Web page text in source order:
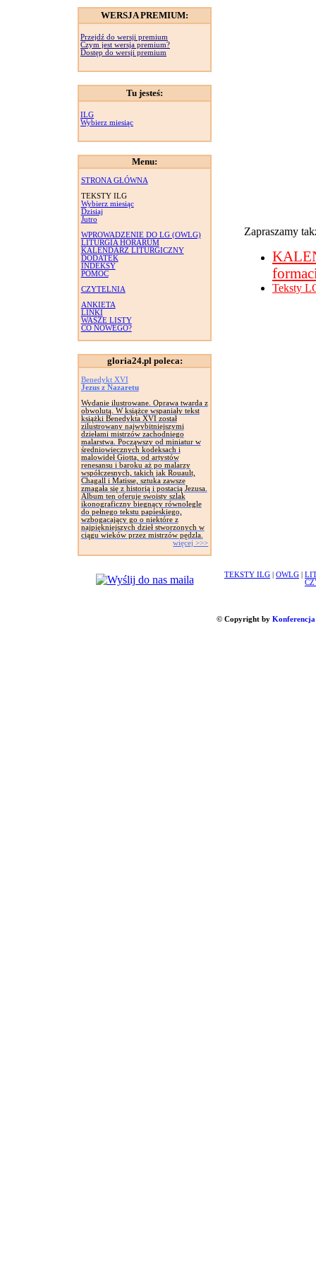
WERSJA PREMIUM:
Przejdź do wersji premium
Czym jest wersja premium?
Dostęp do wersji premium
Tu jesteś:
ILG
Wybierz miesiąc
Menu:
STRONA GŁÓWNA
TEKSTY ILG
Wybierz miesiąc
Dzisiaj
Jutro
WPROWADZENIE DO LG (OWLG)
LITURGIA HORARUM
KALENDARZ LITURGICZNY
DODATEK
INDEKSY
POMOC
CZYTELNIA
ANKIETA
LINKI
WASZE LISTY
CO NOWEGO?
gloria24.pl poleca:
Benedykt XVI
Jezus z Nazaretu
Wydanie ilustrowane. Oprawa twarda z
obwolutą. W książce wspaniały tekst
książki Benedykta XVI został
zilustrowany najwybitniejszymi
dziełami mistrzów zachodniego
malarstwa. Począwszy od miniatur w
średniowiecznych kodeksach i
malowideł Giotta, od artystów
renesansu i baroku aż po malarzy
współczesnych, takich jak Rouault,
Chagall i Matisse, sztuka zawsze
zmagała się z historią i postacią Jezusa.
Album ten oferuje swoisty szlak
ikonograficzny biegnący równolegle
do pełnego tekstu papieskiego,
wzbogacający go o niektóre z
najpiękniejszych dzieł stworzonych w
ciągu wieków przez mistrzów pędzla.
więcej >>>
Zapraszamy
Teksty
TEKSTY ILG OWLG
© Copyright by Konferencja